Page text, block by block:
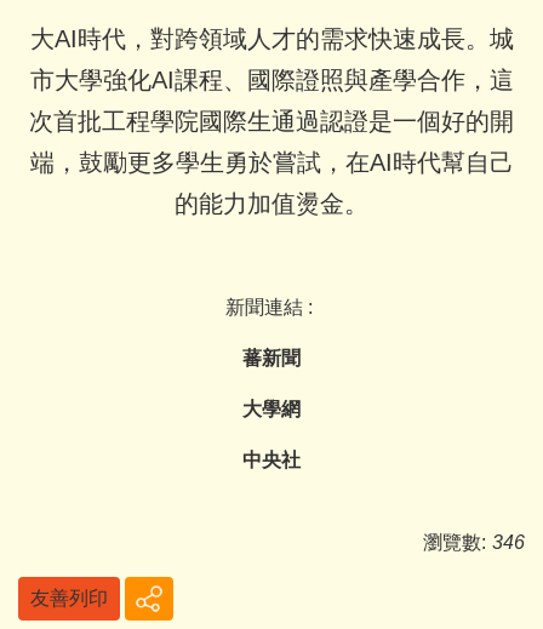
大AI時代，對跨領域人才的需求快速成長。城
市大學強化AI課程、國際證照與產學合作，這
次首批工程學院國際生通過認證是一個好的開
端，鼓勵更多學生勇於嘗試，在AI時代幫自己
的能力加值燙金。
新聞連結 :
蕃新聞
大學網
中央社
瀏覽數: 346
友善列印